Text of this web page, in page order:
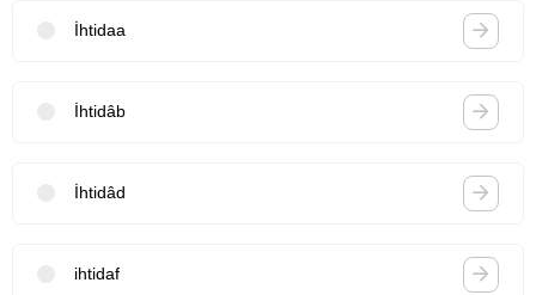
İhtidaa
İhtidâb
İhtidâd
ihtidaf